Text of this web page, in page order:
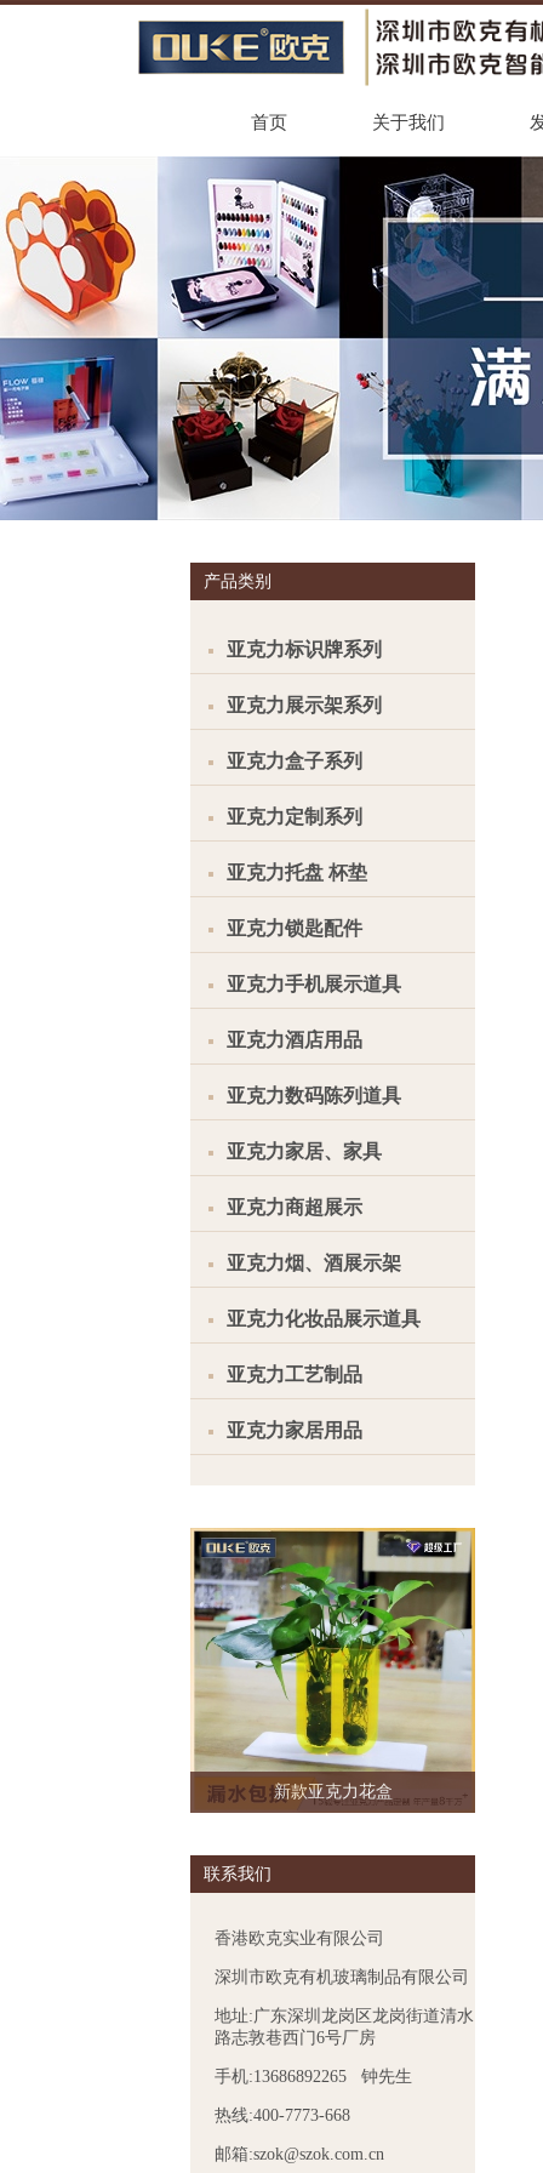
首页 关于我们
产品类别
亚克力标识牌系列
亚克力展示架系列
亚克力盒子系列
亚克力定制系列
亚克力托盘 杯垫
亚克力锁匙配件
亚克力手机展示道具
亚克力酒店用品
亚克力数码陈列道具
亚克力家居、家具
亚克力商超展示
亚克力烟、酒展示架
亚克力化妆品展示道具
亚克力工艺制品
亚克力家居用品
新款亚克力花盒
联系我们
香港欧克实业有限公司
深圳市欧克有机玻璃制品有限公司
地址:广东深圳龙岗区龙岗街道清水
路志敦巷西门6号厂房
手机:13686892265 钟先生
热线:400-7773-668
邮箱:szok@szok.com.cn